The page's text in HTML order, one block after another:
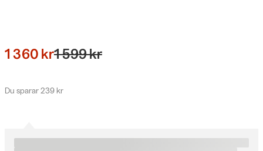
1 360 kr1 599 kr
Du sparar 239 kr